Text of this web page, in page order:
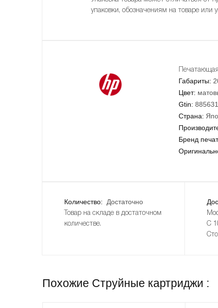
упаковки, обозначениям на товаре или
Габариты:
Цвет:
Gtin:
Страна:
Бренд
Количество: Достаточно
Товар на складе в достаточном
количестве.
С
Похожие Струйные картриджи :